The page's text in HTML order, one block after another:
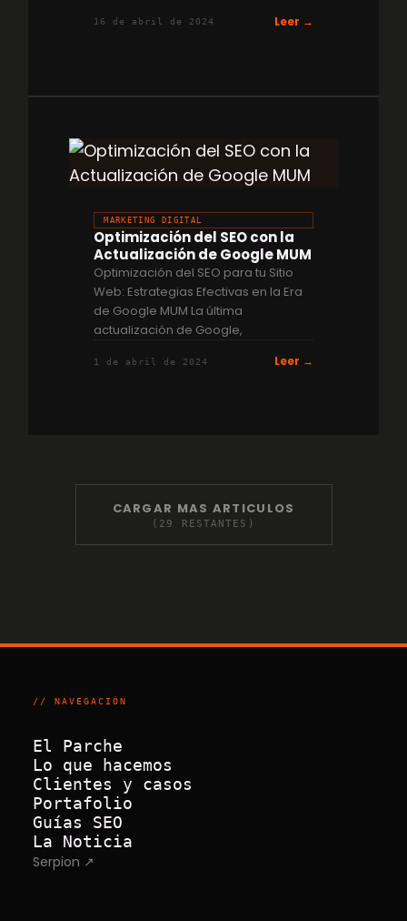
16 de abril de 2024 Leer →
MARKETING DIGITAL
Optimización del SEO con la
Actualización de Google MUM
Optimización del SEO para tu Sitio
Web: Estrategias Efectivas en la Era
de Google MUM La última
actualización de Google,
1 de abril de 2024 Leer →
CARGAR MAS ARTICULOS
( 29 RESTANTES)
// NAVEGACIÓN
El Parche
Lo que hacemos
Clientes y casos
Portafolio
Guías SEO
La Noticia
Serpion ↗